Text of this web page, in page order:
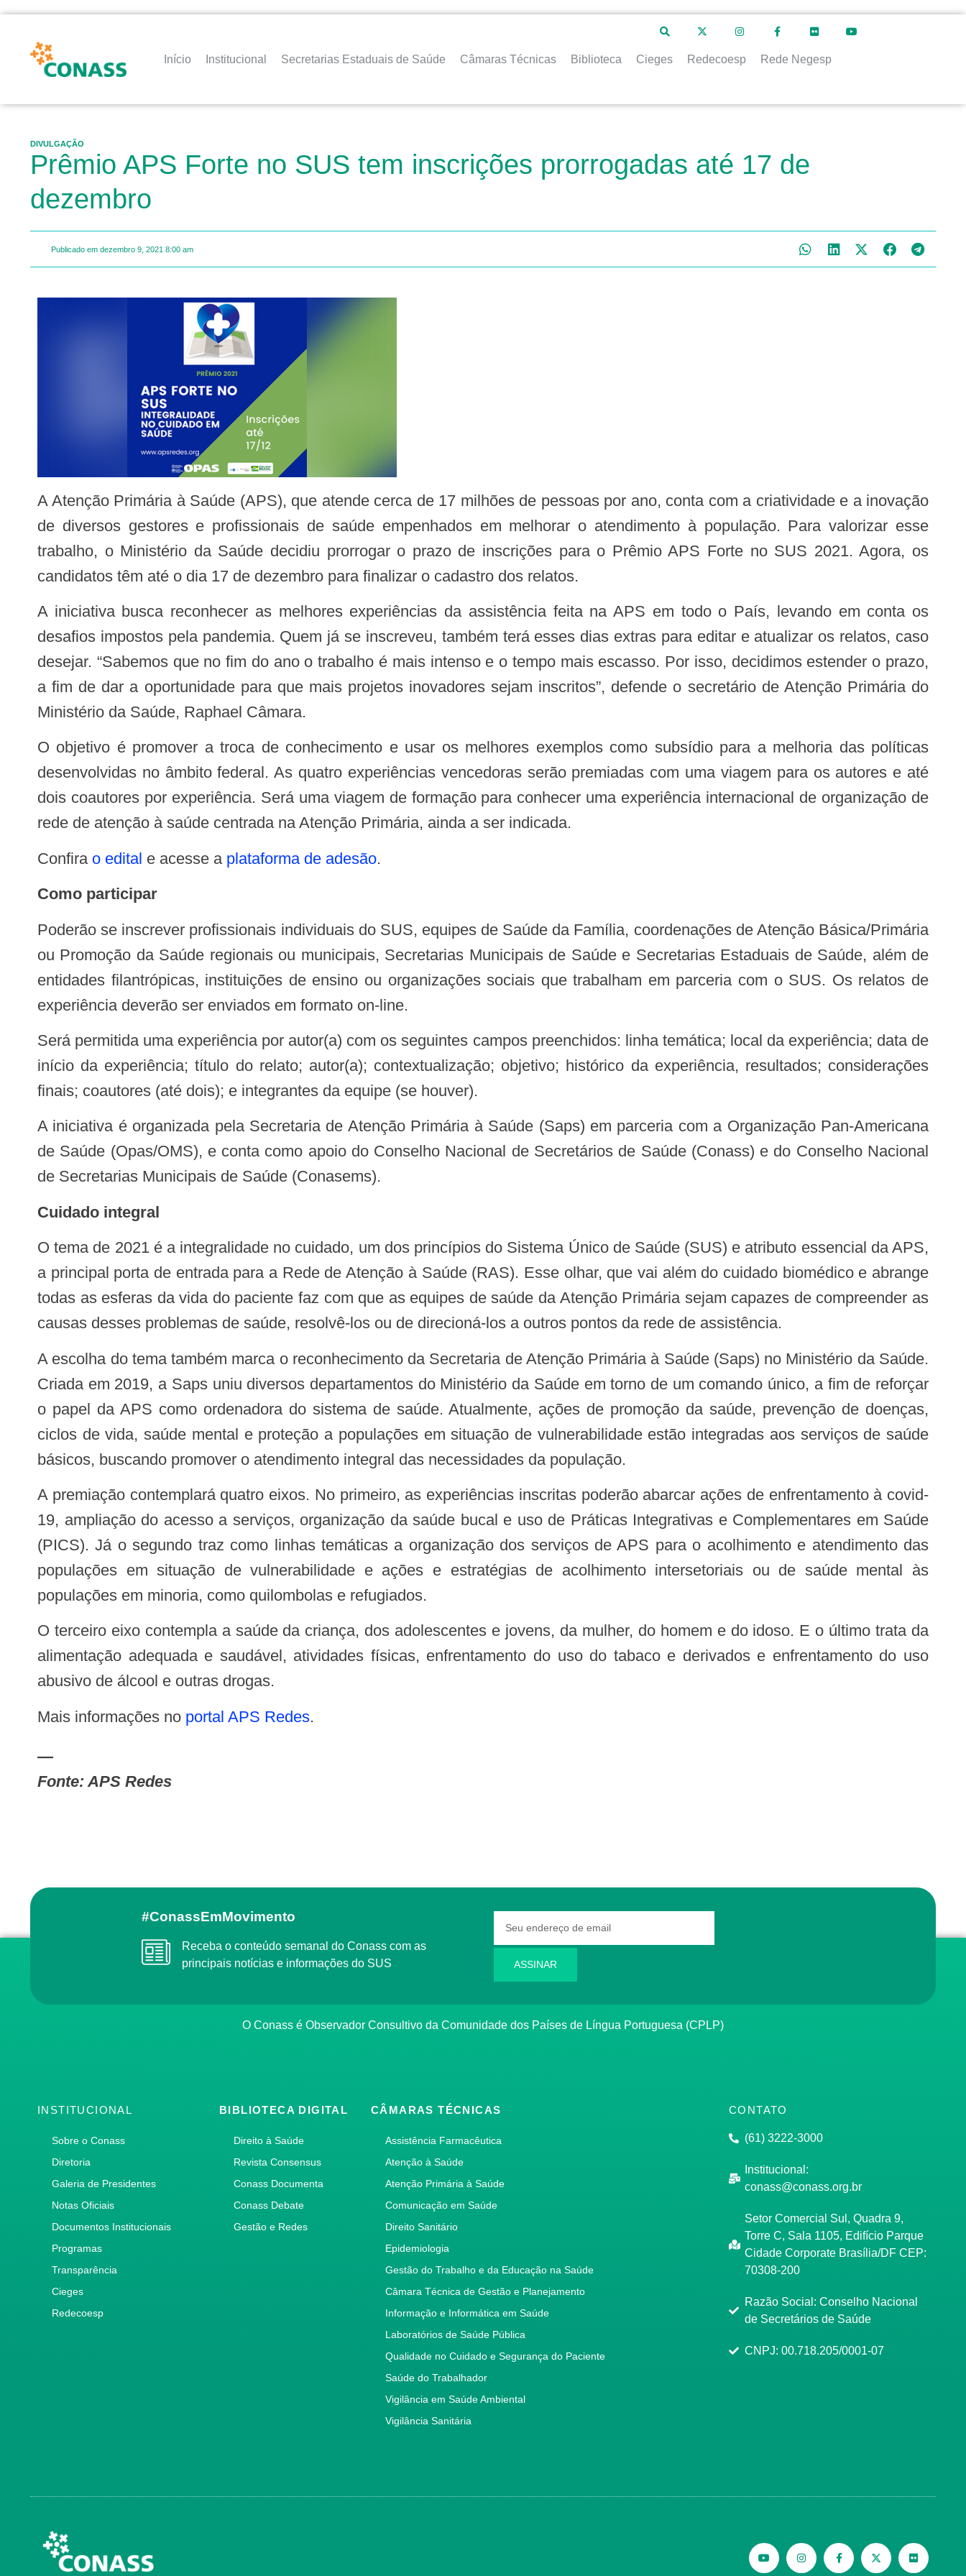
Início Institucional Secretarias Estaduais de Saúde Câmaras Técnicas Biblioteca Cieges Redecoesp Rede Negesp
DIVULGAÇÃO
Prêmio APS Forte no SUS tem inscrições prorrogadas até 17 de
dezembro
Publicado em dezembro 9, 2021 8:00 am
A Atenção Primária à Saúde (APS), que atende cerca de 17 milhões de pessoas por ano, conta com a criatividade e a inovação
de diversos gestores e profissionais de saúde empenhados em melhorar o atendimento à população. Para valorizar esse
trabalho, o Ministério da Saúde decidiu prorrogar o prazo de inscrições para o Prêmio APS Forte no SUS 2021. Agora, os
candidatos têm até o dia 17 de dezembro para finalizar o cadastro dos relatos.
A iniciativa busca reconhecer as melhores experiências da assistência feita na APS em todo o País, levando em conta os
desafios impostos pela pandemia. Quem já se inscreveu, também terá esses dias extras para editar e atualizar os relatos, caso
desejar. “Sabemos que no fim do ano o trabalho é mais intenso e o tempo mais escasso. Por isso, decidimos estender o prazo,
a fim de dar a oportunidade para que mais projetos inovadores sejam inscritos”, defende o secretário de Atenção Primária do
Ministério da Saúde, Raphael Câmara.
O objetivo é promover a troca de conhecimento e usar os melhores exemplos como subsídio para a melhoria das políticas
desenvolvidas no âmbito federal. As quatro experiências vencedoras serão premiadas com uma viagem para os autores e até
dois coautores por experiência. Será uma viagem de formação para conhecer uma experiência internacional de organização de
rede de atenção à saúde centrada na Atenção Primária, ainda a ser indicada.
Confira o edital e acesse a plataforma de adesão.
Como participar
Poderão se inscrever profissionais individuais do SUS, equipes de Saúde da Família, coordenações de Atenção Básica/Primária
ou Promoção da Saúde regionais ou municipais, Secretarias Municipais de Saúde e Secretarias Estaduais de Saúde, além de
entidades filantrópicas, instituições de ensino ou organizações sociais que trabalham em parceria com o SUS. Os relatos de
experiência deverão ser enviados em formato on-line.
Será permitida uma experiência por autor(a) com os seguintes campos preenchidos: linha temática; local da experiência; data de
início da experiência; título do relato; autor(a); contextualização; objetivo; histórico da experiência, resultados; considerações
finais; coautores (até dois); e integrantes da equipe (se houver).
A iniciativa é organizada pela Secretaria de Atenção Primária à Saúde (Saps) em parceria com a Organização Pan-Americana
de Saúde (Opas/OMS), e conta como apoio do Conselho Nacional de Secretários de Saúde (Conass) e do Conselho Nacional
de Secretarias Municipais de Saúde (Conasems).
Cuidado integral
O tema de 2021 é a integralidade no cuidado, um dos princípios do Sistema Único de Saúde (SUS) e atributo essencial da APS,
a principal porta de entrada para a Rede de Atenção à Saúde (RAS). Esse olhar, que vai além do cuidado biomédico e abrange
todas as esferas da vida do paciente faz com que as equipes de saúde da Atenção Primária sejam capazes de compreender as
causas desses problemas de saúde, resolvê-los ou de direcioná-los a outros pontos da rede de assistência.
A escolha do tema também marca o reconhecimento da Secretaria de Atenção Primária à Saúde (Saps) no Ministério da Saúde.
Criada em 2019, a Saps uniu diversos departamentos do Ministério da Saúde em torno de um comando único, a fim de reforçar
o papel da APS como ordenadora do sistema de saúde. Atualmente, ações de promoção da saúde, prevenção de doenças,
ciclos de vida, saúde mental e proteção a populações em situação de vulnerabilidade estão integradas aos serviços de saúde
básicos, buscando promover o atendimento integral das necessidades da população.
A premiação contemplará quatro eixos. No primeiro, as experiências inscritas poderão abarcar ações de enfrentamento à covid-
19, ampliação do acesso a serviços, organização da saúde bucal e uso de Práticas Integrativas e Complementares em Saúde
(PICS). Já o segundo traz como linhas temáticas a organização dos serviços de APS para o acolhimento e atendimento das
populações em situação de vulnerabilidade e ações e estratégias de acolhimento intersetoriais ou de saúde mental às
populações em minoria, como quilombolas e refugiados.
O terceiro eixo contempla a saúde da criança, dos adolescentes e jovens, da mulher, do homem e do idoso. E o último trata da
alimentação adequada e saudável, atividades físicas, enfrentamento do uso do tabaco e derivados e enfrentamento do uso
abusivo de álcool e outras drogas.
Mais informações no portal APS Redes.
—
Fonte: APS Redes
#ConassEmMovimento
Receba o conteúdo semanal do Conass com as
principais notícias e informações do SUS
ASSINAR
O Conass é Observador Consultivo da Comunidade dos Países de Língua Portuguesa (CPLP)
INSTITUCIONAL
Sobre o Conass
Diretoria
Galeria de Presidentes
Notas Oficiais
Documentos Institucionais
Programas
Transparência
Cieges
Redecoesp
BIBLIOTECA DIGITAL
Direito à Saúde
Revista Consensus
Conass Documenta
Conass Debate
Gestão e Redes
CÂMARAS TÉCNICAS
Assistência Farmacêutica
Atenção à Saúde
Atenção Primária à Saúde
Comunicação em Saúde
Direito Sanitário
Epidemiologia
Gestão do Trabalho e da Educação na Saúde
Câmara Técnica de Gestão e Planejamento
Informação e Informática em Saúde
Laboratórios de Saúde Pública
Qualidade no Cuidado e Segurança do Paciente
Saúde do Trabalhador
Vigilância em Saúde Ambiental
Vigilância Sanitária
CONTATO
(61) 3222-3000
Institucional:
conass@conass.org.br
Setor Comercial Sul, Quadra 9,
Torre C, Sala 1105, Edifício Parque
Cidade Corporate Brasília/DF CEP:
70308-200
Razão Social: Conselho Nacional
de Secretários de Saúde
CNPJ: 00.718.205/0001-07